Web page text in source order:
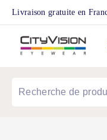
Skip
content
Livraison gratuite en